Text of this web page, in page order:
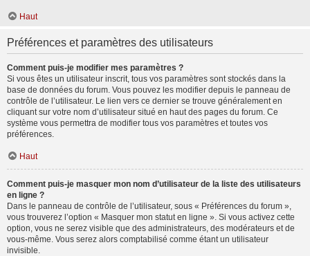
Haut
Préférences et paramètres des utilisateurs
Comment puis-je modifier mes paramètres ?
Si vous êtes un utilisateur inscrit, tous vos paramètres sont stockés dans la
base de données du forum. Vous pouvez les modifier depuis le panneau de
contrôle de l’utilisateur. Le lien vers ce dernier se trouve généralement en
cliquant sur votre nom d’utilisateur situé en haut des pages du forum. Ce
système vous permettra de modifier tous vos paramètres et toutes vos
préférences.
Haut
Comment puis-je masquer mon nom d’utilisateur de la liste des utilisateurs
en ligne ?
Dans le panneau de contrôle de l’utilisateur, sous « Préférences du forum »,
vous trouverez l’option « Masquer mon statut en ligne ». Si vous activez cette
option, vous ne serez visible que des administrateurs, des modérateurs et de
vous-même. Vous serez alors comptabilisé comme étant un utilisateur
invisible.